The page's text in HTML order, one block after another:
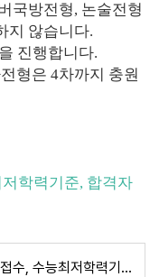
국방전형, 논술전형
지 않습니다.
진행합니다.
형은 4차까지 충원
학력기준, 합격자
2026 연세대 수시 원서접수, 수능최저학력기준, 합격자 발표 일정